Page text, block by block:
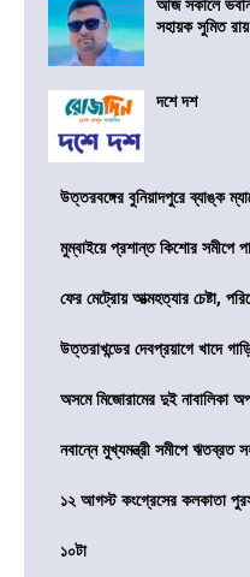
সহায়ক সুমিত রায়
দশে দশ
উত্তরবঙ্গের বুনিয়াদপুরে ব্যাঙ্ক
মুম্বাইয়ে প্রশান্ত কিশোর সমীপে
ফের মেট্রোয় আত্মহত্যার চেষ্টা,
উত্তরাখন্ডের দেবপ্রয়াগে খাদে
অসমে মিজোরামের দুই নাবালিকা
নবান্নে মুখ্যমন্ত্রী সমীপে ঋতব্রত
১২ আগস্ট কংগ্রেসের কলকাতা
১০টা